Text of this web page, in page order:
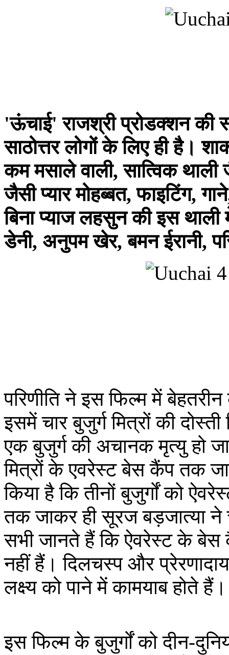
'ऊंचाई' राजश्री प्रोडक्शन की
साठोत्तर लोगों के लिए ही है।
कम मसाले वाली, सात्विक
जैसी प्यार मोहब्बत, फाइटिंग,
बिना प्याज लहसुन की इस
डेनी, अनुपम खेर, बमन ईरानी,
परिणीति ने इस फिल्म में
इसमें चार बुजुर्ग मित्रों की
एक बुजुर्ग की अचानक मृत्यु हो
मित्रों के एवरेस्ट बेस कैंप तक
किया है कि तीनों बुजुर्गों को
तक जाकर ही सूरज बड़जात्या
सभी जानते हैं कि ऐवरेस्ट के
नहीं हैं। दिलचस्प और
लक्ष्य को पाने में कामयाब होते हैं।
इस फिल्म के बुजुर्गों को दीन-